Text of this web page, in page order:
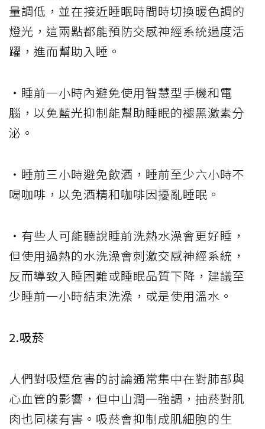
量調低，並在接近睡眠時間時切換暖色調的
燈光，這兩點都能預防交感神經系統過度活
躍，進而幫助入睡。
・睡前一小時內避免使用智慧型手機和電
腦，以免藍光抑制能幫助睡眠的褪黑激素分
泌。
・睡前三小時避免飲酒，睡前至少六小時不
喝咖啡，以免酒精和咖啡因擾亂睡眠。
・有些人可能聽說睡前洗熱水澡會更好睡，
但使用過熱的水洗澡會刺激交感神經系統，
反而導致入睡困難或睡眠品質下降，建議至
少睡前一小時結束洗澡，或是使用溫水。
2.吸菸
人們對吸煙危害的討論通常集中在對肺部與
心血管的影響，但中山潤一強調，抽菸對肌
肉也同樣有害。吸菸會抑制成肌細胞的生